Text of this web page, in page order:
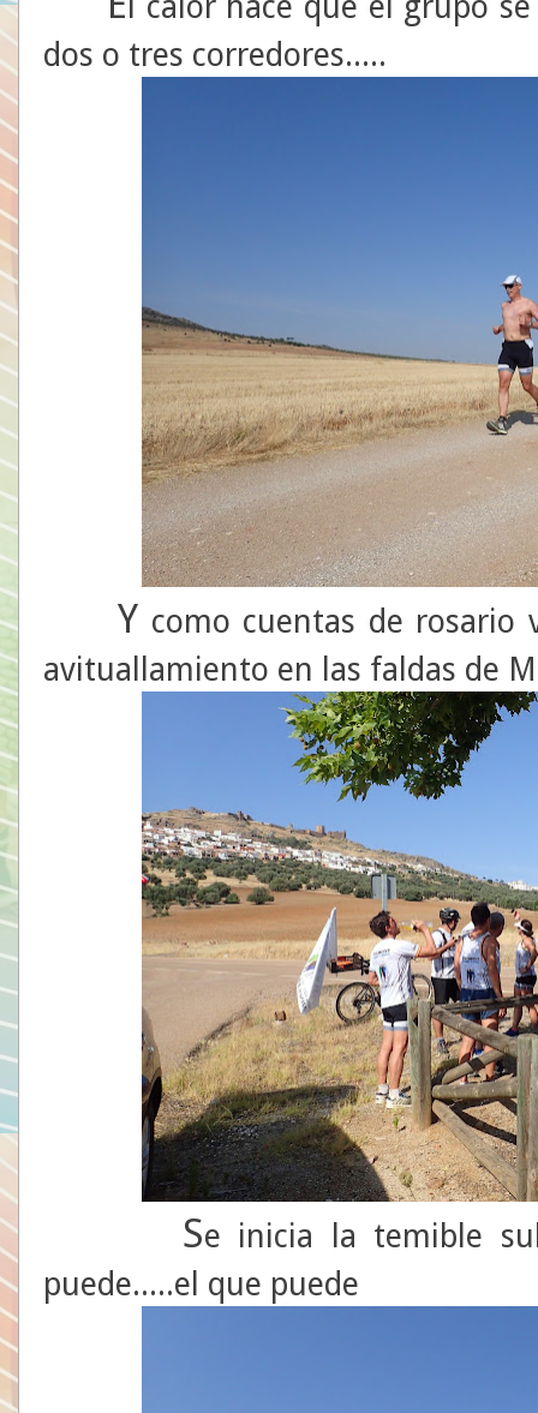
dos o tres corredores.....
Y como cuentas de
avituallamiento en las faldas de
Se inicia la temible
puede.....el que puede